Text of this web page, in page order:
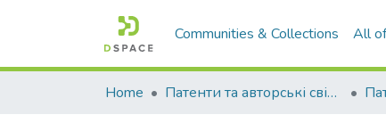
Communities & Collections All
Home Патенти та авторські свідоцтва